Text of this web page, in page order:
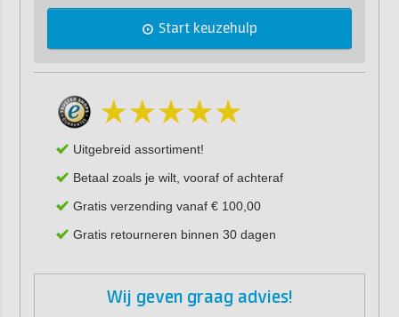
Start keuzehulp
Uitgebreid assortiment!
Betaal zoals je wilt, vooraf of achteraf
Gratis verzending vanaf € 100,00
Gratis retourneren binnen 30 dagen
Wij geven graag advies!